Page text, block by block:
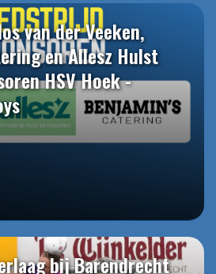
van der Veeken,
en Allesz Hulst
HSV Hoek -
bij Barendrecht